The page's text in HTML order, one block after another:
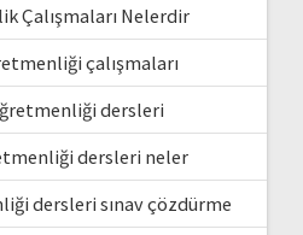
Çalışmaları Nelerdir
çalışmaları
dersleri
dersleri neler
dersleri sınav çözdürme